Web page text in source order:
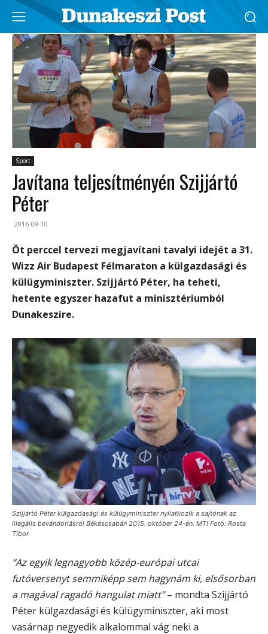
Sport
Javítana teljesítményén Szijjártó
Péter
2016-09-10
Öt perccel tervezi megjavítani tavalyi idejét a 31.
Wizz Air Budapest Félmaraton a külgazdasági és
külügyminiszter. Szijjártó Péter, ha teheti,
hetente egyszer hazafut a minisztériumból
Dunakeszire.
Szijjártó Péter külgazdasági és külügyminiszter nyilatkozik a sajtónak az
illegális bevándorlásról Békéscsabán 2015. október 24-én. MTI Fotó: Rosta
Tibor
“Az egyik legnagyobb közép-európai utcai
futóversenyt semmiképp sem hagynám ki, elsősorban
a magával ragadó hangulat miatt”– mondta Szijjártó
Péter külgazdasági és külügyminiszter, aki most
vasárnap negyedik alkalommal vág neki a